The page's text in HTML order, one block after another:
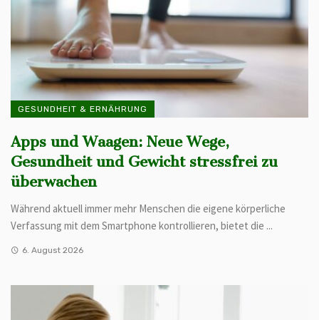
GESUNDHEIT & ERNÄHRUNG
Apps und Waagen: Neue Wege,
Gesundheit und Gewicht stressfrei zu
überwachen
Während aktuell immer mehr Menschen die eigene körperliche
Verfassung mit dem Smartphone kontrollieren, bietet die ...
6. August 2026